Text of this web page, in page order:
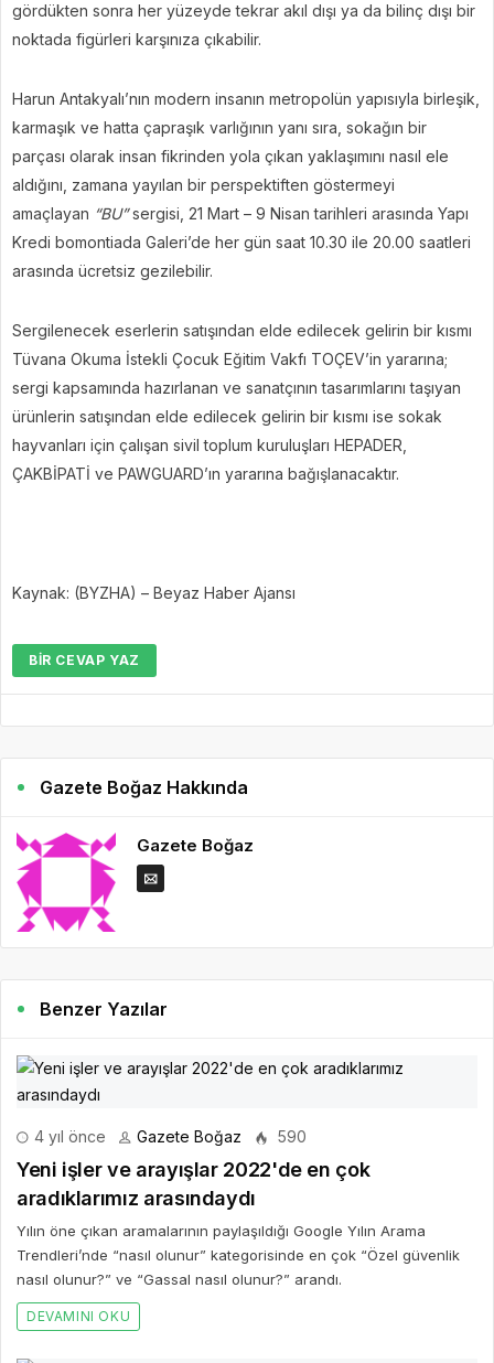
gördükten sonra her yüzeyde tekrar akıl dışı ya da bilinç dışı bir
noktada figürleri karşınıza çıkabilir.
Harun Antakyalı’nın modern insanın metropolün yapısıyla birleşik,
karmaşık ve hatta çapraşık varlığının yanı sıra, sokağın bir
parçası olarak insan fikrinden yola çıkan yaklaşımını nasıl ele
aldığını, zamana yayılan bir perspektiften göstermeyi
amaçlayan “BU”sergisi, 21 Mart – 9 Nisan tarihleri arasında Yapı
Kredi bomontiada Galeri’de her gün saat 10.30 ile 20.00 saatleri
arasında ücretsiz gezilebilir.
Sergilenecek eserlerin satışından elde edilecek gelirin bir kısmı
Tüvana Okuma İstekli Çocuk Eğitim Vakfı TOÇEV’in yararına;
sergi kapsamında hazırlanan ve sanatçının tasarımlarını taşıyan
ürünlerin satışından elde edilecek gelirin bir kısmı ise sokak
hayvanları için çalışan sivil toplum kuruluşları HEPADER,
ÇAKBİPATİ ve PAWGUARD’ın yararına bağışlanacaktır.
Kaynak: (BYZHA) – Beyaz Haber Ajansı
BIR CEVAP YAZ
Gazete Boğaz Hakkında
Gazete Boğaz
Benzer Yazılar
4 yıl önce Gazete Boğaz 590
Yeni işler ve arayışlar 2022'de en çok
aradıklarımız arasındaydı
Yılın öne çıkan aramalarının paylaşıldığı Google Yılın Arama
Trendleri’nde “nasıl olunur” kategorisinde en çok “Özel güvenlik
nasıl olunur?” ve “Gassal nasıl olunur?” arandı.
DEVAMINI OKU